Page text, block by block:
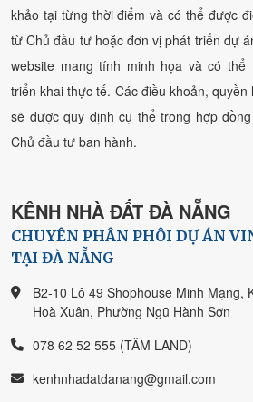
khảo tại từng thời điểm và có thể được
từ Chủ đầu tư hoặc đơn vị phát triển dự
website mang tính minh họa và có
triển khai thực tế. Các điều khoản,
sẽ được quy định cụ thể trong hợp
Chủ đầu tư ban hành.
KÊNH NHÀ ĐẤT ĐÀ NẴNG
CHUYÊN PHÂN PHÔI DỰ ÁN
TẠI ĐÀ NẴNG
B2-10 Lô 49 Shophouse Minh Mạng,
Hoà Xuân, Phường Ngũ Hành Sơn
078 62 52 555 (TÂM LAND)
kenhnhadatdanang@gmail.com